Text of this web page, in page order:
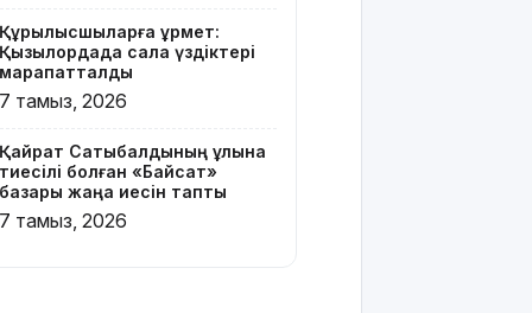
90
жылдығымен
құттықтады
алаяқтығының
жаңа түрі
туралы
ескерту
Құрылысшыларға құрмет:
Қызылордада сала үздіктері
марапатталды
7 тамыз, 2026
Қайрат Сатыбалдының ұлына
тиесілі болған «Байсат»
базары жаңа иесін тапты
7 тамыз, 2026